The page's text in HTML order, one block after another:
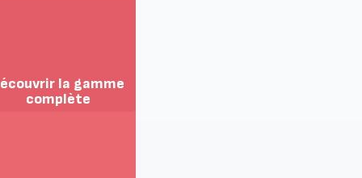
la gamme
complète